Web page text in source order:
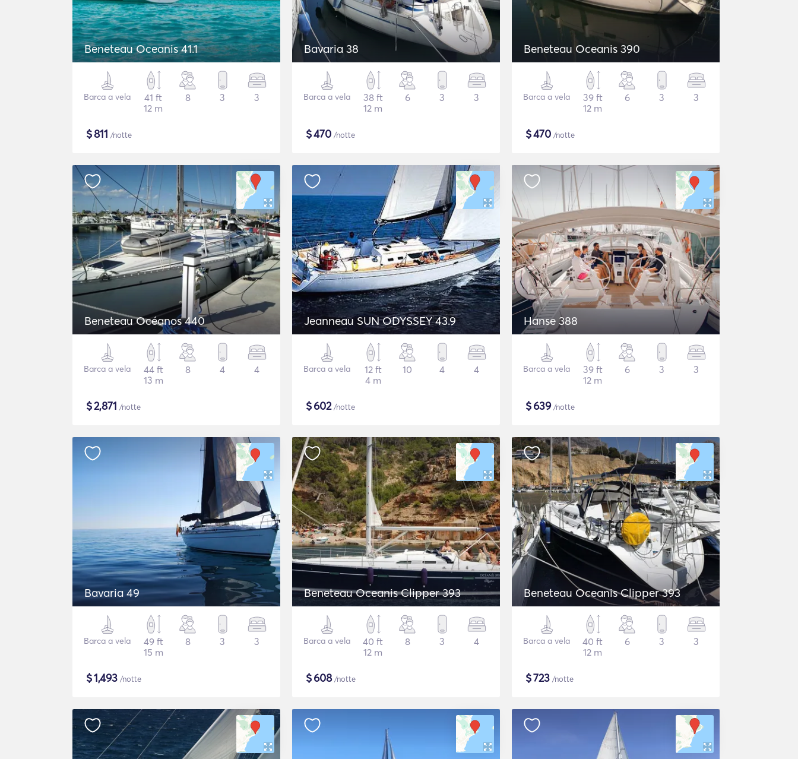
Beneteau Oceanis 41.1
Barca a vela
41 ft
12 m
8 3 3
$811 /notte
Bavaria 38
Barca a vela
38 ft
12 m
6 3 3
$470 /notte
Beneteau Oceanis 390
Barca a vela
39 ft
12 m
6 3 3
$470 /notte
Beneteau Océanos 440
Barca a vela
44 ft
13 m
8 4 4
$2,871 /notte
Jeanneau SUN ODYSSEY 43.9
Barca a vela
12 ft
4 m
10 4 4
$602/notte
Hanse 388
Barca a vela
39 ft
12 m
6 3 3
$639/notte
Bavaria 49
Barca a vela
49 ft
15 m
8 3 3
$1,493 /notte
Beneteau Oceanis Clipper 393
Barca a vela
40 ft
12 m
8 3 4
$608/notte
Beneteau Oceanis Clipper 393
Barca a vela
40 ft
12 m
6 3 3
$723 /notte